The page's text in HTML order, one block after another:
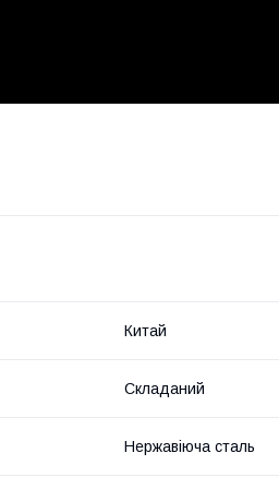
Китай
Складаний
Нержавіюча сталь